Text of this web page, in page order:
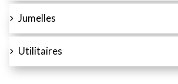
Jumelles
Utilitaires